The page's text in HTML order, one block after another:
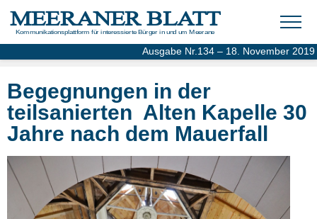
MEERANER BLATT
Kommunikationsplattform für interessierte Bürger in und um Meerane
Ausgabe Nr.134 – 18. November 2019
Begegnungen in der
teilsanierten Alten Kapelle 30
Jahre nach dem Mauerfall